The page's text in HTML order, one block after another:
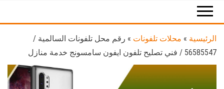
الرئيسية » محلات تلفونات » رقم محل تلفونات السالمية /
56585547 / فني تصليح تلفون ايفون سامسونج خدمة منازل